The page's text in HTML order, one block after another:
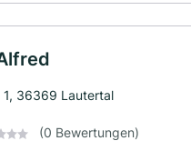
1, 36369 Lautertal
(0 Bewertungen)